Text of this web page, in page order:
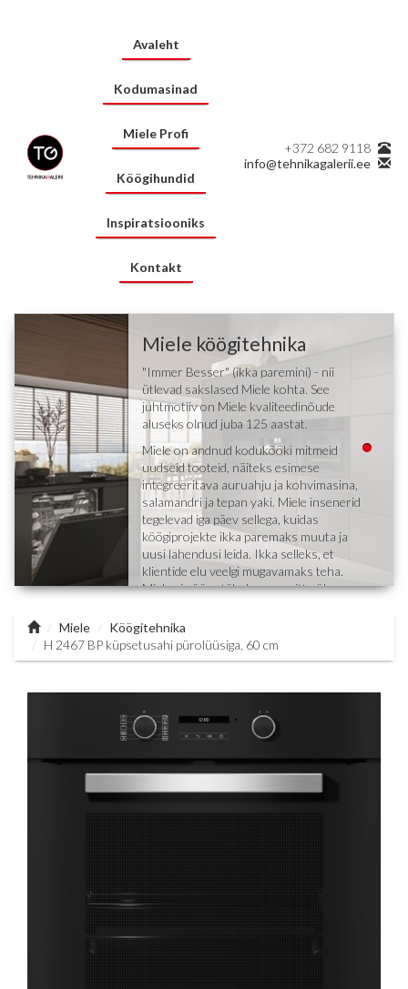
Avaleht
Kodumasinad
Miele Profi
Köögihundid
Inspiratsiooniks
Kontakt
+372 682 9118
info@tehnikagalerii.ee
Miele köögitehnika
"Immer Besser" (ikka paremini) - nii
ütlevad sakslased Miele kohta. See
juhtmotiiv on Miele kvaliteedinõude
aluseks olnud juba 125 aastat.
Miele on andnud kodukööki mitmeid
uudseid tooteid, näiteks esimese
integreeritava auruahju ja kohvimasina,
salamandri ja tepan yaki. Miele insenerid
tegelevad iga päev sellega, kuidas
köögiprojekte ikka paremaks muuta ja
uusi lahendusi leida. Ikka selleks, et
klientide elu veelgi mugavamaks teha.
Miele ei pööra tähelepanu mitte üksnes
funktsioonid ja suurem töökindlus, vaid
ka elegantsele disainile.
"Ikka paremini" ei ole mitte üksnes
Valides Miele tehnika, saate kaasa
heaolutunde, et olete teinud õige otsuse.
Miele
Köögitehnika
H 2467 BP küpsetusahi pürolüüsiga, 60 cm